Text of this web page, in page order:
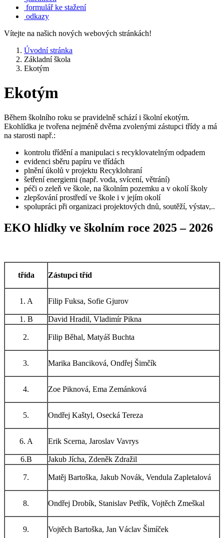
formulář ke stažení
odkazy
Vítejte na našich nových webových stránkách!
Úvodní stránka
Základní škola
Ekotým
Ekotým
Během školního roku se pravidelně schází i školní ekotým.
Ekohlídka je tvořena nejméně dvěma zvolenými zástupci třídy a má
na starosti např.:
kontrolu třídění a manipulaci s recyklovatelným odpadem
evidenci sběru papíru ve třídách
plnění úkolů v projektu Recyklohraní
šetření energiemi (např. voda, svícení, větrání)
péči o zeleň ve škole, na školním pozemku a v okolí školy
zlepšování prostředí ve škole i v jejím okolí
spolupráci při organizaci projektových dnů, soutěží, výstav,..
EKO hlídky ve školním roce 2025 – 2026
třída Zástupci tříd
1. A Filip Fuksa, Sofie Gjurov
1. B David Hradil, Vladimír Pikna
2. Filip Běhal, Matyáš Buchta
3. Marika Banciková, Ondřej Šimčík
4. Zoe Piknová, Ema Zemánková
5. Ondřej Kaštyl, Osecká Tereza
6. A Erik Scerna, Jaroslav Vavrys
6.B Jakub Jícha, Zdeněk Zdražil
7. Matěj Bartoška, Jakub Novák, Vendula Zapletalová
8. Ondřej Drobík, Stanislav Petřík, Vojtěch Zmeškal
9. Vojtěch Bartoška, Jan Václav Šimíček